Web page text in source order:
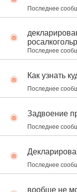
Последнее
Последнее
Как узнать
Последнее
Задвоение
Последнее
Последнее
вообще не